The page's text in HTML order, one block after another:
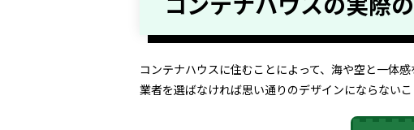
コンテナハウスに住むことによって、海や空と一体
業者を選ばなければ思い通りのデザインにならない